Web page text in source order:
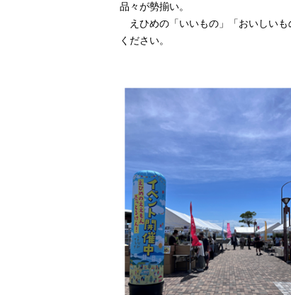
品々が勢揃い。
えひめの「いいもの」「おいしい
ください。